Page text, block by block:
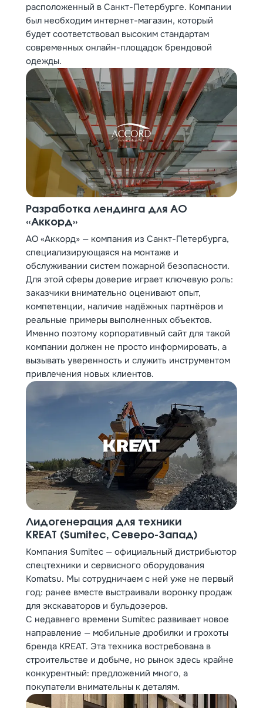
расположенный в Санкт-Петербурге. Компании
был необходим интернет-магазин, который
будет соответствовал высоким стандартам
современных онлайн-площадок брендовой
одежды.
Разработка лендинга для АО
«Аккорд»
АО «Аккорд» — компания из Санкт-Петербурга,
специализирующаяся на монтаже и
обслуживании систем пожарной безопасности.
Для этой сферы доверие играет ключевую роль:
заказчики внимательно оценивают опыт,
компетенции, наличие надёжных партнёров и
реальные примеры выполненных объектов.
Именно поэтому корпоративный сайт для такой
компании должен не просто информировать, а
вызывать уверенность и служить инструментом
привлечения новых клиентов.
Лидогенерация для техники
KREAT (Sumitec, Северо-Запад)
Компания Sumitec — официальный дистрибьютор
спецтехники и сервисного оборудования
Komatsu. Мы сотрудничаем с ней уже не первый
год: ранее вместе выстраивали воронку продаж
для экскаваторов и бульдозеров.
С недавнего времени Sumitec развивает новое
направление — мобильные дробилки и грохоты
бренда KREAT. Эта техника востребована в
строительстве и добыче, но рынок здесь крайне
конкурентный: предложений много, а
покупатели внимательны к деталям.